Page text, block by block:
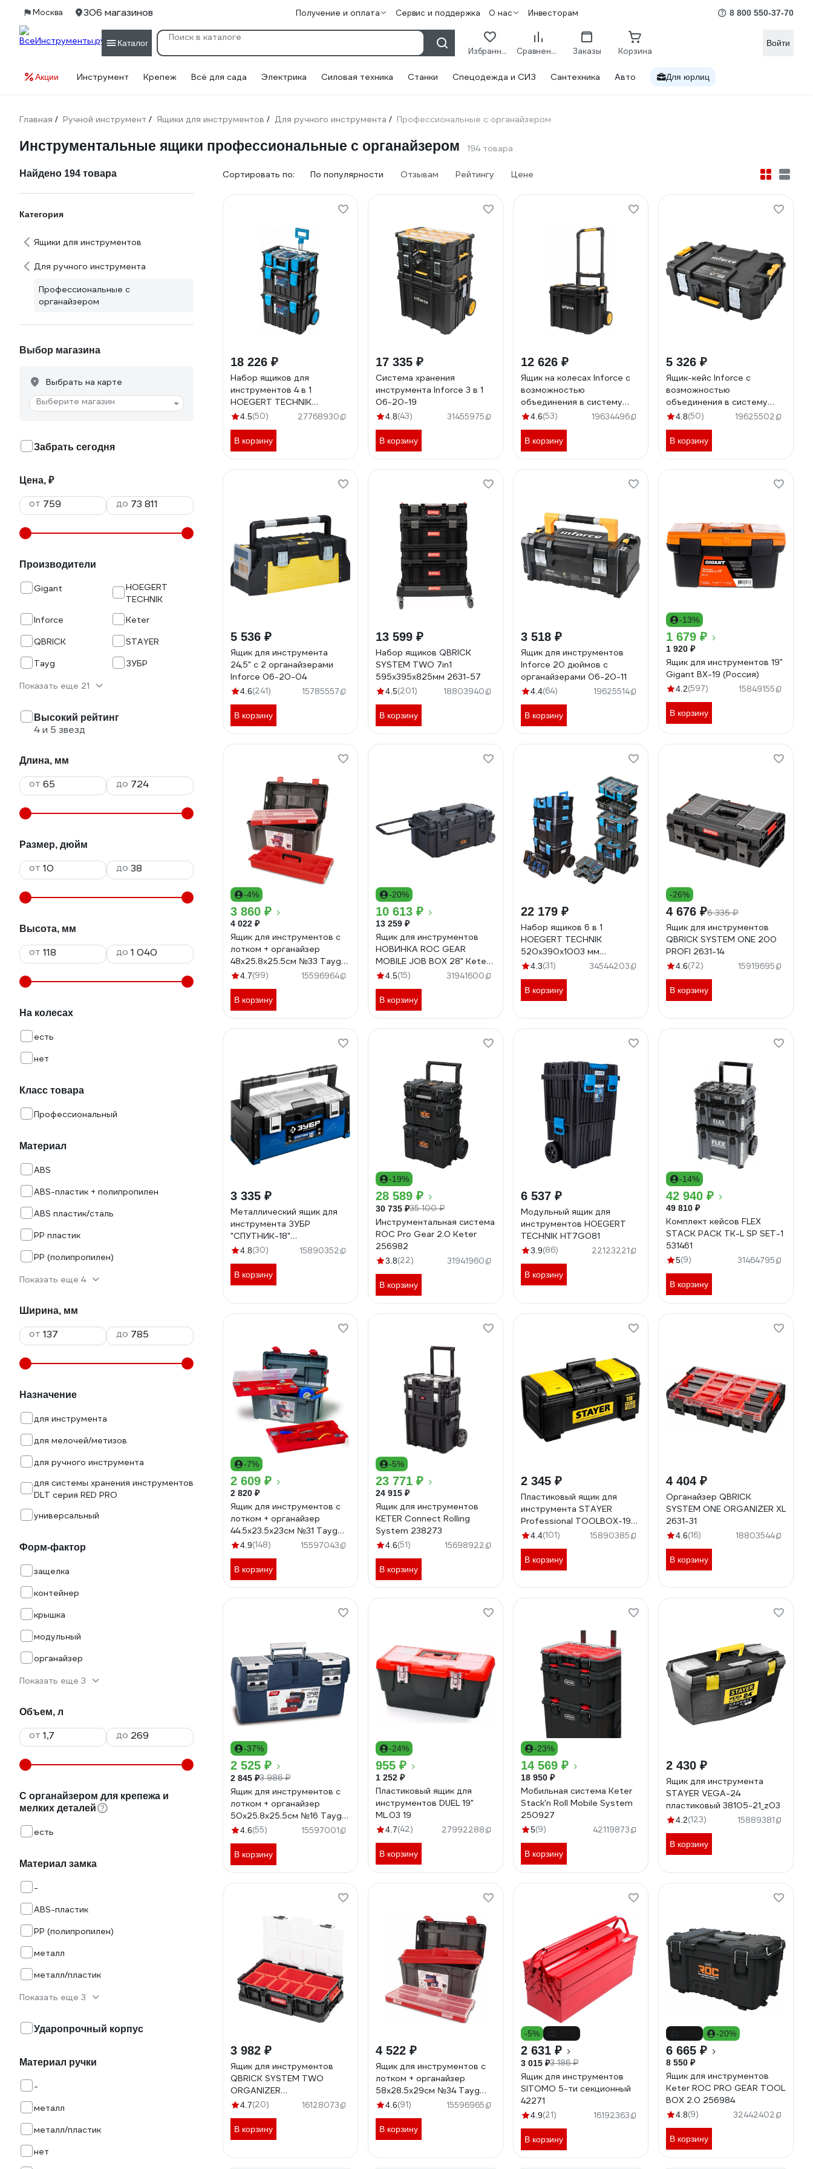
Москва 306 магазинов Получение и оплата Сервис и поддержка О нас Инвесторам 8 800 550-37-70
Каталог
Избранное Сравнение Заказы Корзина
Войти
Акции Инструмент Крепеж Всё для сада Электрика Силовая техника Станки Спецодежда и СИЗ Сантехника Авто Для юрлиц
Главная / Ручной инструмент / Ящики для инструментов / Для ручного инструмента / Профессиональные с органайзером
Инструментальные ящики профессиональные с органайзером 194 товара
Найдено 194 товара
Категория
Ящики для инструментов
Для ручного инструмента
Профессиональные с
органайзером
Выбор магазина
Выбрать на карте
Выберите магазин
Забрать сегодня
Цена, ₽
от до
Производители
Gigant
HOEGERT
TECHNIK
Inforce
Keter
QBRICK
STAYER
Tayg
ЗУБР
Показать еще 21
Высокий рейтинг
4 и 5 звезд
Длина, мм
от до
Размер, дюйм
от до
Высота, мм
от до
На колесах
есть
нет
Класс товара
Профессиональный
Материал
ABS
ABS-пластик + полипропилен
ABS пластик/сталь
PP пластик
PP (полипропилен)
Показать еще 4
Ширина, мм
от до
Назначение
для инструмента
для мелочей/метизов
для ручного инструмента
для системы хранения инструментов
DLT серия RED PRO
универсальный
Форм-фактор
защелка
контейнер
крышка
модульный
органайзер
Показать еще 3
Объем, л
от до
С органайзером для крепежа и
мелких деталей
есть
Материал замка
-
ABS-пластик
PP (полипропилен)
металл
металл/пластик
Показать еще 3
Ударопрочный корпус
Материал ручки
-
металл
металл/пластик
нет
Сортировать по: По популярности Отзывам Рейтингу Цене
18 226 ₽
Набор ящиков для
инструментов 4 в 1
HOEGERT TECHNIK
530x355x825 мм HT7G500
4.5(50) 27768930
В корзину
17 335 ₽
Система хранения
инструмента Inforce 3 в 1
06-20-19
4.8(43) 31455975
В корзину
12 626 ₽
Ящик на колесах Inforce с
возможностью
объединения в систему
MODULAR SYSTEM 06-20-
4.6(53) 19634496
В корзину
5 326 ₽
Ящик-кейс Inforce с
возможностью
объединения в систему
MODULAR SYSTEM 06-20-
4.8(50) 19625502
В корзину
5 536 ₽
Ящик для инструмента
24,5" с 2 органайзерами
Inforce 06-20-04
4.6(241) 15785557
В корзину
13 599 ₽
Набор ящиков QBRICK
SYSTEM TWO 7in1
595х395х825мм 2631-57
4.5(201) 18803940
В корзину
3 518 ₽
Ящик для инструментов
Inforce 20 дюймов c
органайзерами 06-20-11
4.4(64) 19625514
В корзину
-13%
1 679 ₽
1 920 ₽
Ящик для инструментов 19"
Gigant BX-19 (Россия)
4.2(597) 15849155
В корзину
-4%
3 860 ₽
4 022 ₽
Ящик для инструментов с
лотком + органайзер
48х25.8х25.5см №33 Tayg
TAY-133008
4.7(99) 15596964
В корзину
-20%
10 613 ₽
13 259 ₽
Ящик для инструментов
НОВИНКА ROC GEAR
MOBILE JOB BOX 28" Keter
257189
4.5(15) 31941600
В корзину
22 179 ₽
Набор ящиков 6 в 1
HOEGERT TECHNIK
520x390x1003 мм
HT7G500-S1
4.3(31) 34544203
В корзину
-26%
4 676 ₽6 335 ₽
Ящик для инструментов
QBRICK SYSTEM ONE 200
PROFI 2631-14
4.6(72) 15919695
В корзину
3 335 ₽
Металлический ящик для
инструмента ЗУБР
"СПУТНИК-18"
Профессионал 38153-18
4.8(30) 15890352
В корзину
-19%
28 589 ₽
30 735 ₽35 100 ₽
Инструментальная система
ROC Pro Gear 2.0 Keter
256982
3.8(22) 31941960
В корзину
6 537 ₽
Модульный ящик для
инструментов HOEGERT
TECHNIK HT7G081
3.9(86) 22123221
В корзину
-14%
42 940 ₽
49 810 ₽
Комплект кейсов FLEX
STACK PACK TK-L SP SET-1
531461
5(9) 31464795
В корзину
-7%
2 609 ₽
2 820 ₽
Ящик для инструментов с
лотком + органайзер
44.5х23.5х23см №31 Tayg
TAY-131004
4.9(148) 15597043
В корзину
-5%
23 771 ₽
24 915 ₽
Ящик для инструментов
KETER Connect Rolling
System 238273
4.6(51) 15698922
В корзину
2 345 ₽
Пластиковый ящик для
инструмента STAYER
Professional TOOLBOX-19
38167-19
4.4(101) 15890385
В корзину
4 404 ₽
Органайзер QBRICK
SYSTEM ONE ORGANIZER XL
2631-31
4.6(16) 18803544
В корзину
-37%
2 525 ₽
2 845 ₽3 986 ₽
Ящик для инструментов с
лотком + органайзер
50х25.8х25.5см №16 Tayg
TAY-116001
4.6(55) 15597001
В корзину
-24%
955 ₽
1 252 ₽
Пластиковый ящик для
инструментов DUEL 19"
ML.03 19
4.7(42) 27992288
В корзину
-23%
14 569 ₽
18 950 ₽
Мобильная система Keter
Stack'n Roll Mobile System
250927
5(9) 42119873
В корзину
2 430 ₽
Ящик для инструмента
STAYER VEGA-24
пластиковый 38105-21_z03
4.2(123) 15889381
В корзину
3 982 ₽
Ящик для инструментов
QBRICK SYSTEM TWO
ORGANIZER
526x307x125мм 10501273
4.7(20) 16128073
В корзину
4 522 ₽
Ящик для инструментов с
лотком + органайзер
58х28.5х29см №34 Tayg
TAY-134005
4.6(91) 15596965
В корзину
-5%
2 631 ₽
3 015 ₽3 186 ₽
Ящик для инструментов
SITOMO 5-ти секционный
42271
4.9(21) 16192363
В корзину
-20%
6 665 ₽
8 550 ₽
Ящик для инструментов
Keter ROC PRO GEAR TOOL
BOX 2.0 256984
4.8(9) 32442402
В корзину